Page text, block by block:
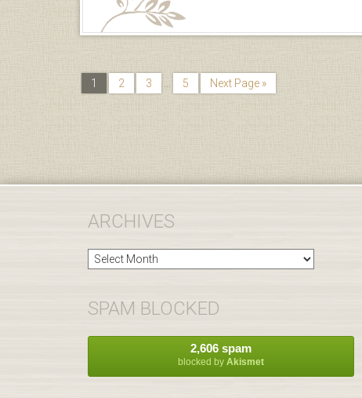
1 2 3 5 Next Page »
ARCHIVES
Archives
SPAM BLOCKED
2,606 spam
blocked by Akismet